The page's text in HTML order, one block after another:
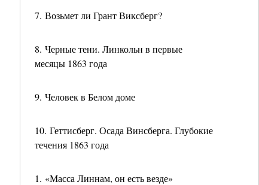
7. Возьмет ли Грант Виксберг?
8. Черные тени. Линкольн в первые
месяцы 1863 года
9. Человек в Белом доме
10. Геттисберг. Осада Винсберга. Глубокие
течения 1863 года
1. «Масса Линнам, он есть везде»